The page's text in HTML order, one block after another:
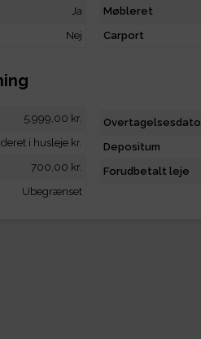
Ja
Nej
Møbleret
Carport
5.999,00 kr.
i husleje kr.
700,00 kr.
Ubegrænset
Overtagelsesdato
Depositum
Forudbetalt leje